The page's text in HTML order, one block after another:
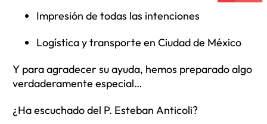
Impresión de todas las intenciones
Logística y transporte en Ciudad de México
Y para agradecer su ayuda, hemos preparado algo
verdaderamente especial…
¿Ha escuchado del P. Esteban Anticoli?